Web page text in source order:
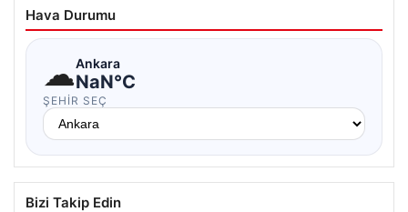
Hava Durumu
☁Ankara
NaN°C
ŞEHIR SEÇ
Bizi Takip Edin